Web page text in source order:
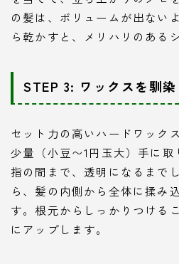
の髪は、ボリュームが出ない
ら乾かすと、メリハリのある
STEP 3: ワックスを馴染
セット力の高いハードワック
少量（小豆〜1円玉大）手に
指の間まで、透明になるまで
ら、髪の内側から全体に揉み
す。根元からしっかりつける
にアップします。